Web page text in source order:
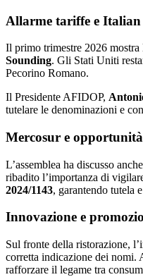
Allarme tariffe e
Il primo trimestre 2026 mostra
Sounding. Gli Stati Uniti
Pecorino Romano.
Il Presidente AFIDOP,
tutelare le denominazioni e
Mercosur e
L’assemblea ha discusso
ribadito l’importanza di
2024/1143, garantendo tutela
Innovazione e
Sul fronte della ristorazione,
corretta indicazione dei nomi.
rafforzare il legame tra